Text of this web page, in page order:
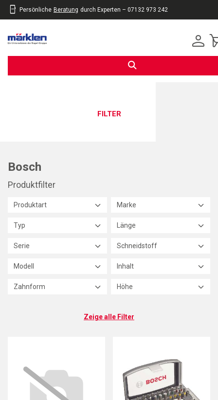
Persönliche Beratung durch Experten – 07132 973 242
FILTER
Bosch
Produktfilter
Produktart Marke
Typ Länge
Serie Schneidstoff
Modell Inhalt
Zahnform Höhe
Zeige alle Filter